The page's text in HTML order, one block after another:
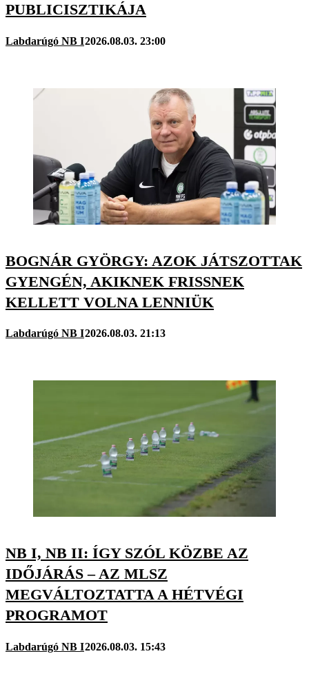
PUBLICISZTIKÁJA
Labdarúgó NB I2026.08.03. 23:00
BOGNÁR GYÖRGY: AZOK JÁTSZOTTAK
GYENGÉN, AKIKNEK FRISSNEK
KELLETT VOLNA LENNIÜK
Labdarúgó NB I2026.08.03. 21:13
NB I, NB II: ÍGY SZÓL KÖZBE AZ
IDŐJÁRÁS – AZ MLSZ
MEGVÁLTOZTATTA A HÉTVÉGI
PROGRAMOT
Labdarúgó NB I2026.08.03. 15:43